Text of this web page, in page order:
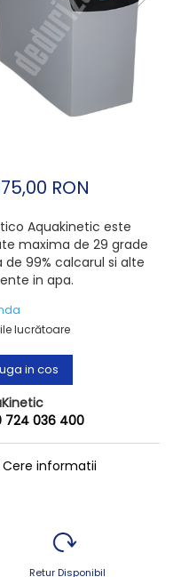
RON
Aquakinetic este
maxima de 29 grade
99% calcarul si alte
in apa.
lucrătoare
in cos
724 036 400
informatii
Retur Disponibil